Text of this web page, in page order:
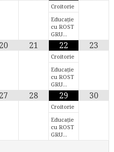
Croitorie
Educație
cu ROST
GRU…
20 21 22
Croitorie
Educație
cu ROST
GRU…
23
27 28 29
Croitorie
Educație
cu ROST
GRU…
30